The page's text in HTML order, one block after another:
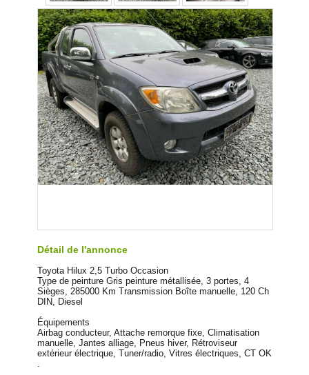
Détail de l'annonce
Toyota Hilux 2,5 Turbo Occasion
Type de peinture Gris peinture métallisée, 3 portes, 4
Sièges, 285000 Km Transmission Boîte manuelle, 120 Ch
DIN, Diesel
Équipements
Airbag conducteur, Attache remorque fixe, Climatisation
manuelle, Jantes alliage, Pneus hiver, Rétroviseur
extérieur électrique, Tuner/radio, Vitres électriques, CT OK